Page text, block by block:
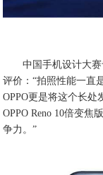
中国手机设计大
评价：“拍照性能一直
OPPO更是将这个长处
OPPO Reno 10倍变焦
争力。”